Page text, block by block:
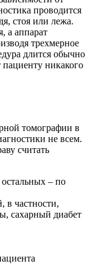
проводится
стоя или лежа.
а аппарат
трехмерное
длится обычно
никакого
томографии в
не всем.
считать
– по
в частности,
сахарный диабет